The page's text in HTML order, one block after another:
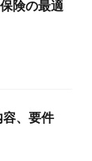
険の最適
、要件